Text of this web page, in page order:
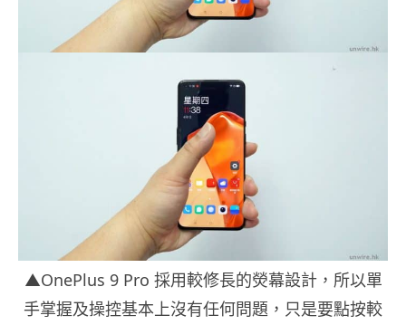
▲OnePlus 9 Pro 採用較修長的熒幕設計，所以單
手掌握及操控基本上沒有任何問題，只是要點按較